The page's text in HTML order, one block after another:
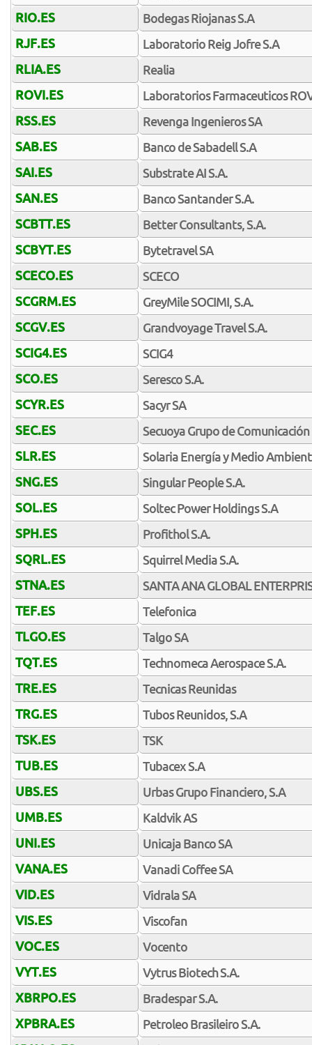
RIO.ES
Bodegas Riojanas S.A
RJF.ES
Laboratorio Reig Jofre S.A
RLIA.ES
Realia
ROVI.ES
Laboratorios Farmaceuticos
RSS.ES
Revenga Ingenieros SA
SAB.ES
Banco de Sabadell S.A
SAI.ES
Substrate AI S.A.
SAN.ES
Banco Santander S.A.
SCBTT.ES
Better Consultants, S.A.
SCBYT.ES
Bytetravel SA
SCECO.ES
SCECO
SCGRM.ES
GreyMile SOCIMI, S.A.
SCGV.ES
Grandvoyage Travel S.A.
SCIG4.ES
SCIG4
SCO.ES
Seresco S.A.
SCYR.ES
Sacyr SA
SEC.ES
Secuoya Grupo de Comunicación
SLR.ES
Solaria Energía y Medio
SNG.ES
Singular People S.A.
SOL.ES
Soltec Power Holdings S.A
SPH.ES
Profithol S.A.
SQRL.ES
Squirrel Media S.A.
STNA.ES
SANTA ANA GLOBAL
TEF.ES
Telefonica
TLGO.ES
Talgo SA
TQT.ES
Technomeca Aerospace S.A.
TRE.ES
Tecnicas Reunidas
TRG.ES
Tubos Reunidos, S.A
TSK.ES
TSK
TUB.ES
Tubacex S.A
UBS.ES
Urbas Grupo Financiero, S.A
UMB.ES
Kaldvik AS
UNI.ES
Unicaja Banco SA
VANA.ES
Vanadi Coffee SA
VID.ES
Vidrala SA
VIS.ES
Viscofan
VOC.ES
Vocento
VYT.ES
Vytrus Biotech S.A.
XBRPO.ES
Bradespar S.A.
XPBRA.ES
Petroleo Brasileiro S.A.